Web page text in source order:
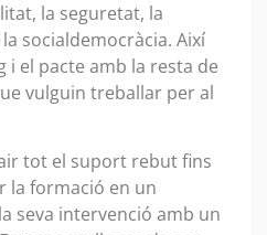
la seguretat, la
socialdemocràcia. Així
i el pacte amb la resta de
vulguin treballar per al
tot el suport rebut fins
la formació en un
seva intervenció amb un